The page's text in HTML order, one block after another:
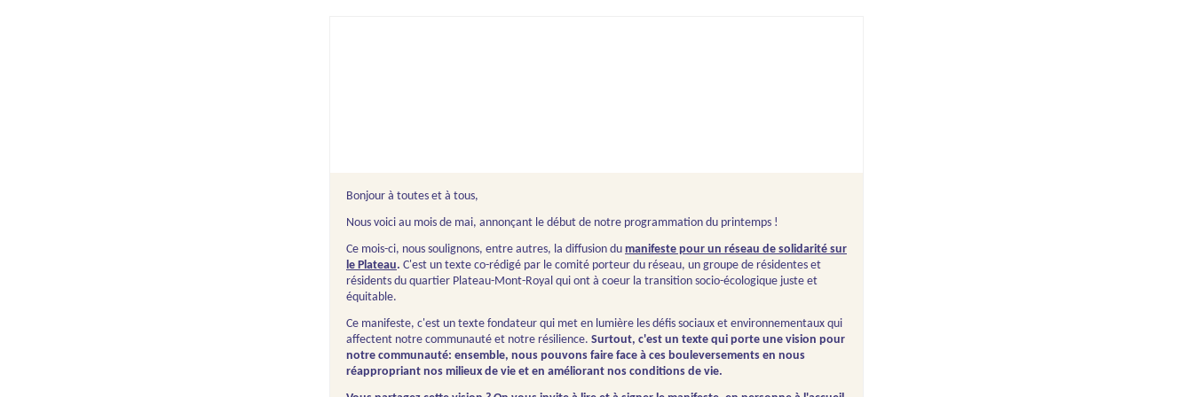
Bonjour à toutes et à tous,
Nous voici au mois de mai, annonçant le début de notre programmation du printemps !
Ce mois-ci, nous soulignons, entre autres, la diffusion du manifeste pour un réseau de solidarité sur
le Plateau. C'est un texte co-rédigé par le comité porteur du réseau, un groupe de résidentes et
résidents du quartier Plateau-Mont-Royal qui ont à coeur la transition socio-écologique juste et
équitable.
Ce manifeste, c'est un texte fondateur qui met en lumière les défis sociaux et environnementaux qui
affectent notre communauté et notre résilience. Surtout, c'est un texte qui porte une vision pour
notre communauté: ensemble, nous pouvons faire face à ces bouleversements en nous
réappropriant nos milieux de vie et en améliorant nos conditions de vie.